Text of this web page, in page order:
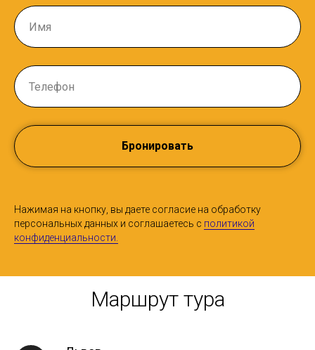
Бронировать
Нажимая на кнопку, вы даете согласие на обработку
персональных данных и соглашаетесь c политикой
конфиденциальности.
Маршрут тура